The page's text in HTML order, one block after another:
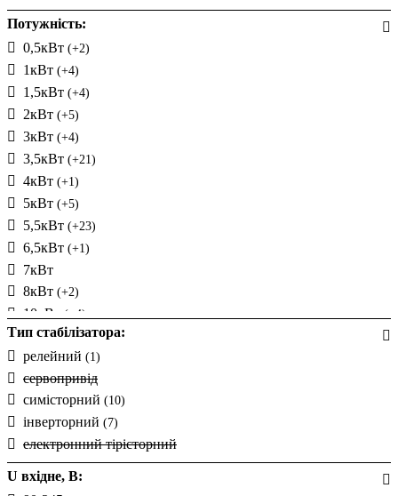
Потужність:
0,5кВт (+2)
1кВт (+4)
1,5кВт (+4)
2кВт (+5)
3кВт (+4)
3,5кВт (+21)
4кВт (+1)
5кВт (+5)
5,5кВт (+23)
6,5кВт (+1)
7кВт
8кВт (+2)
10кВт (+4)
12кВт(+1)
14кВт(+19)
20кВт(+1)
45кВт(+1)
80кВт(+1)
0,25кВт(+1)
2,2кВт (+13)
Тип стабілізатора:
релейний (1)
сервопривід
симісторний (10)
інверторний (7)
електронний тірісторний
U вхідне, В: